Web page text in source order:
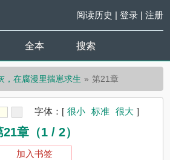
阅读历史 | 登录| 注册
全本 搜索
，在腐漫里揣崽求生 第21章
字体： [ 很小 标准 很大 ]
21章（1 / 2）
加入书签